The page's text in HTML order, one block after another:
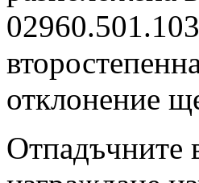
отклонение
Отпадъчните